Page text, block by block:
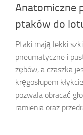
Anatomiczne
ptaków do
Ptaki mają lekki
pneumatyczne i
zębów, a czaszka
kręgosłupem
pozwala obracać
ramienia oraz